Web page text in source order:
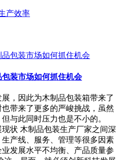
产效率
装市场如何抓住机会
，因此为木制品包装箱带来了
带来了更多的严峻挑战，虽然
与此同时压力也是不小的。
状 木制品包装生产厂家之间深
产线、服务、管理等很多因素
发展水平不均衡、产品质量参